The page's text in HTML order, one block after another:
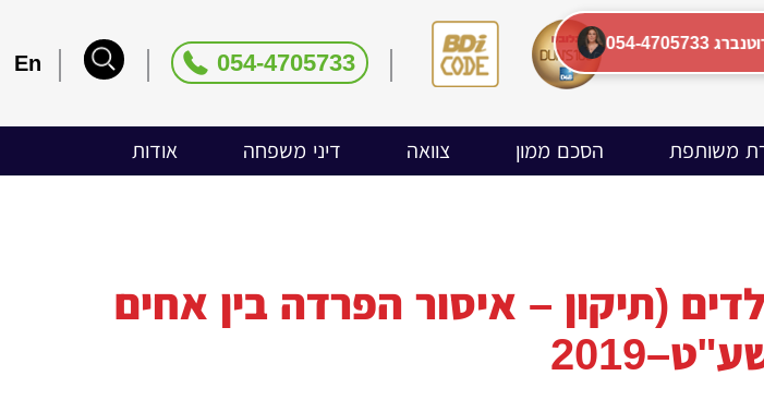
054-4705733
En
משותפת הסכם ממון צוואה דיני משפחה אודות
(תיקון – איסור הפרדה בין אחים
רוטנברג